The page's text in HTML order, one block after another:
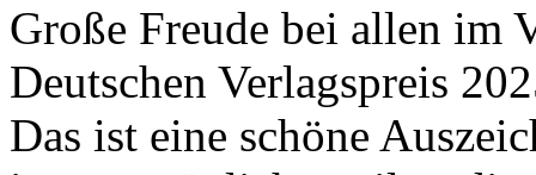
Große Freude bei allen im
Deutschen Verlagspreis
Das ist eine schöne